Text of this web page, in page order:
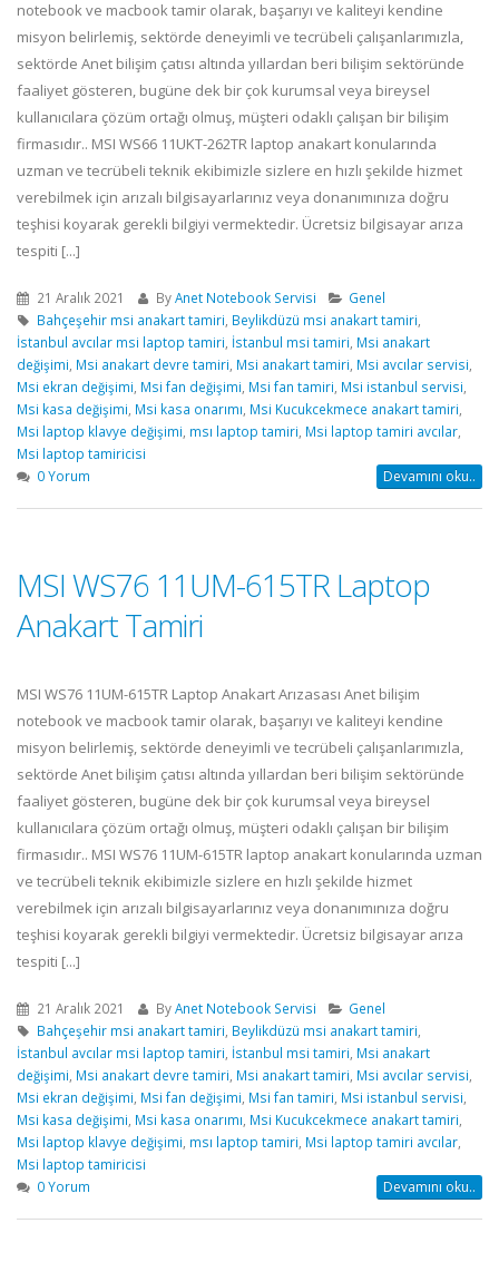
notebook ve macbook tamir olarak, başarıyı ve kaliteyi kendine
misyon belirlemiş, sektörde deneyimli ve tecrübeli çalışanlarımızla,
sektörde Anet bilişim çatısı altında yıllardan beri bilişim sektöründe
faaliyet gösteren, bugüne dek bir çok kurumsal veya bireysel
kullanıcılara çözüm ortağı olmuş, müşteri odaklı çalışan bir bilişim
firmasıdır.. MSI WS66 11UKT-262TR laptop anakart konularında
uzman ve tecrübeli teknik ekibimizle sizlere en hızlı şekilde hizmet
verebilmek için arızalı bilgisayarlarınız veya donanımınıza doğru
teşhisi koyarak gerekli bilgiyi vermektedir. Ücretsiz bilgisayar arıza
tespiti [...]
21 Aralık 2021 ByAnet Notebook Servisi
Genel
Bahçeşehir msi anakart tamiri Beylikdüzü msi anakart tamiri
İstanbul avcılar msi laptop tamiri İstanbul msi tamiri Msi anakart
değişimi Msi anakart devre tamiri Msi anakart tamiri Msi avcılar servisi
Msi ekran değişimi Msi fan değişimi Msi fan tamiri Msi istanbul servisi
Msi kasa değişimi Msi kasa onarımı Msi Kucukcekmece anakart tamiri
Msi laptop klavye değişimi msı laptop tamiri Msi laptop tamiri avcılar
Msi laptop tamiricisi
0 Yorum
Devamını oku..
MSI WS76 11UM-615TR Laptop
Anakart Tamiri
MSI WS76 11UM-615TR Laptop Anakart Arızasası Anet bilişim
notebook ve macbook tamir olarak, başarıyı ve kaliteyi kendine
misyon belirlemiş, sektörde deneyimli ve tecrübeli çalışanlarımızla,
sektörde Anet bilişim çatısı altında yıllardan beri bilişim sektöründe
faaliyet gösteren, bugüne dek bir çok kurumsal veya bireysel
kullanıcılara çözüm ortağı olmuş, müşteri odaklı çalışan bir bilişim
firmasıdır.. MSI WS76 11UM-615TR laptop anakart konularında uzman
ve tecrübeli teknik ekibimizle sizlere en hızlı şekilde hizmet
verebilmek için arızalı bilgisayarlarınız veya donanımınıza doğru
teşhisi koyarak gerekli bilgiyi vermektedir. Ücretsiz bilgisayar arıza
tespiti [...]
21 Aralık 2021 ByAnet Notebook Servisi
Genel
Bahçeşehir msi anakart tamiri Beylikdüzü msi anakart tamiri
İstanbul avcılar msi laptop tamiri İstanbul msi tamiri Msi anakart
değişimi Msi anakart devre tamiri Msi anakart tamiri Msi avcılar servisi
Msi ekran değişimi Msi fan değişimi Msi fan tamiri Msi istanbul servisi
Msi kasa değişimi Msi kasa onarımı Msi Kucukcekmece anakart tamiri
Msi laptop klavye değişimi msı laptop tamiri Msi laptop tamiri avcılar
Msi laptop tamiricisi
0 Yorum
Devamını oku..